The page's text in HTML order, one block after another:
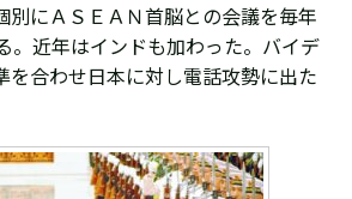
別にＡＳＥＡＮ首脳との会議を毎年
。近年はインドも加わった。バイデ
を合わせ日本に対し電話攻勢に出た